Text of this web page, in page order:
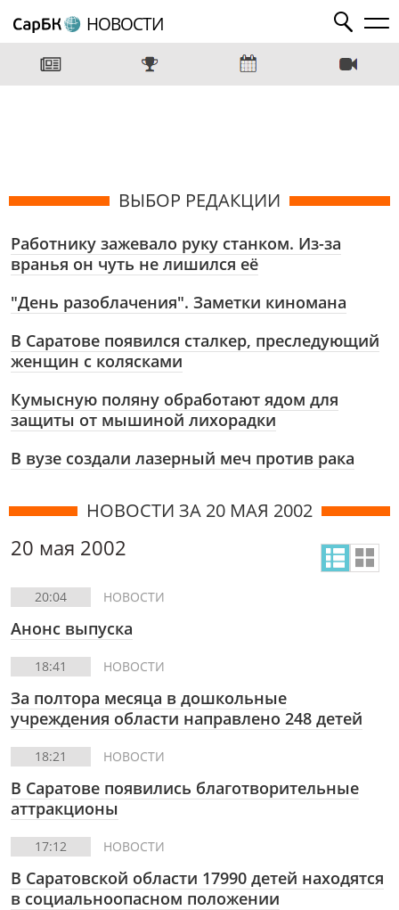
НОВОСТИ
ВЫБОР РЕДАКЦИИ
Работнику зажевало руку станком. Из-за
вранья он чуть не лишился её
"День разоблачения". Заметки киномана
В Саратове появился сталкер, преследующий
женщин с колясками
Кумысную поляну обработают ядом для
защиты от мышиной лихорадки
В вузе создали лазерный меч против рака
НОВОСТИ ЗА 20 МАЯ 2002
20 мая 2002
20:04 НОВОСТИ
Анонс выпуска
18:41 НОВОСТИ
За полтора месяца в дошкольные
учреждения области направлено 248 детей
18:21 НОВОСТИ
В Саратове появились благотворительные
аттракционы
17:12 НОВОСТИ
В Саратовской области 17990 детей находятся
в социальноопасном положении